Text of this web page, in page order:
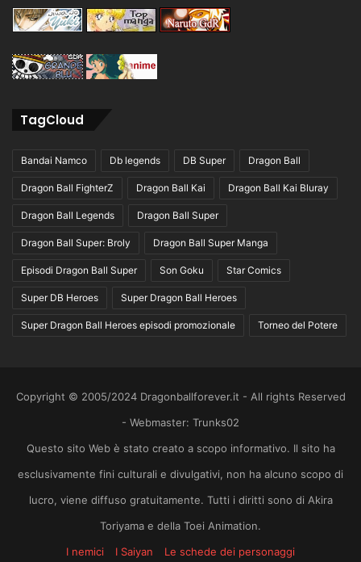
TagCloud
Bandai Namco Db legends DB Super Dragon Ball
Dragon Ball FighterZ Dragon Ball Kai Dragon Ball Kai Bluray
Dragon Ball Legends Dragon Ball Super
Dragon Ball Super: Broly Dragon Ball Super Manga
Episodi Dragon Ball Super Son Goku Star Comics
Super DB Heroes Super Dragon Ball Heroes
Super Dragon Ball Heroes episodi promozionale Torneo del Potere
Copyright © 2005/2024 Dragonballforever.it - All rights Reserved
- Webmaster: Trunks02
Questo sito Web è stato creato a scopo informativo. Il sito ha
esclusivamente fini culturali e divulgativi, non ha alcuno scopo di
lucro, viene diffuso gratuitamente. Tutti i diritti sono di Akira
Toriyama e della Toei Animation.
I nemici
I Saiyan Le schede dei personaggi